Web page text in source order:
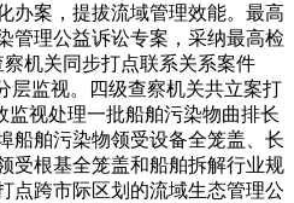
办案，提拔流域管理效能。最高
管理公益诉讼专案，采纳最高检
机关同步打点联系关系案件
层监视。四级查察机关共立案打
监视处理一批船舶污染物曲排长
船舶污染物领受设备全笼盖、长
受根基全笼盖和船舶拆解行业规
点跨市际区划的流域生态管理公